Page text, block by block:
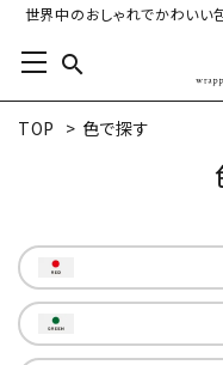
世界中のおしゃれでかわいい
search
TOP > 色で探す